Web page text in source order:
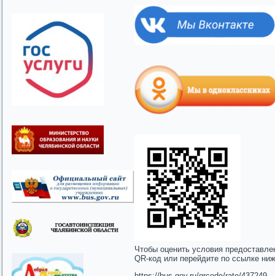
Чтобы оценить условия
QR-код или перейдите по ссылке